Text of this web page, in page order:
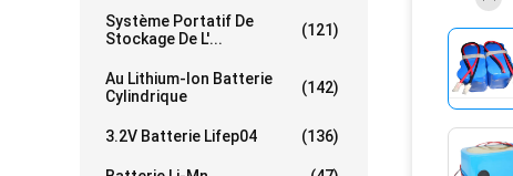
Système Portatif De
Stockage De L'...
(121)
Au Lithium-Ion Batterie
Cylindrique
(142)
3.2V Batterie Lifep04 (136)